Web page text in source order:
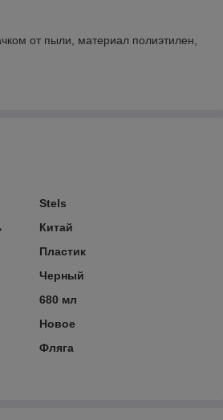
от пыли, материал полиэтилен,
Stels
Китай
Пластик
Черный
680 мл
Новое
Фляга